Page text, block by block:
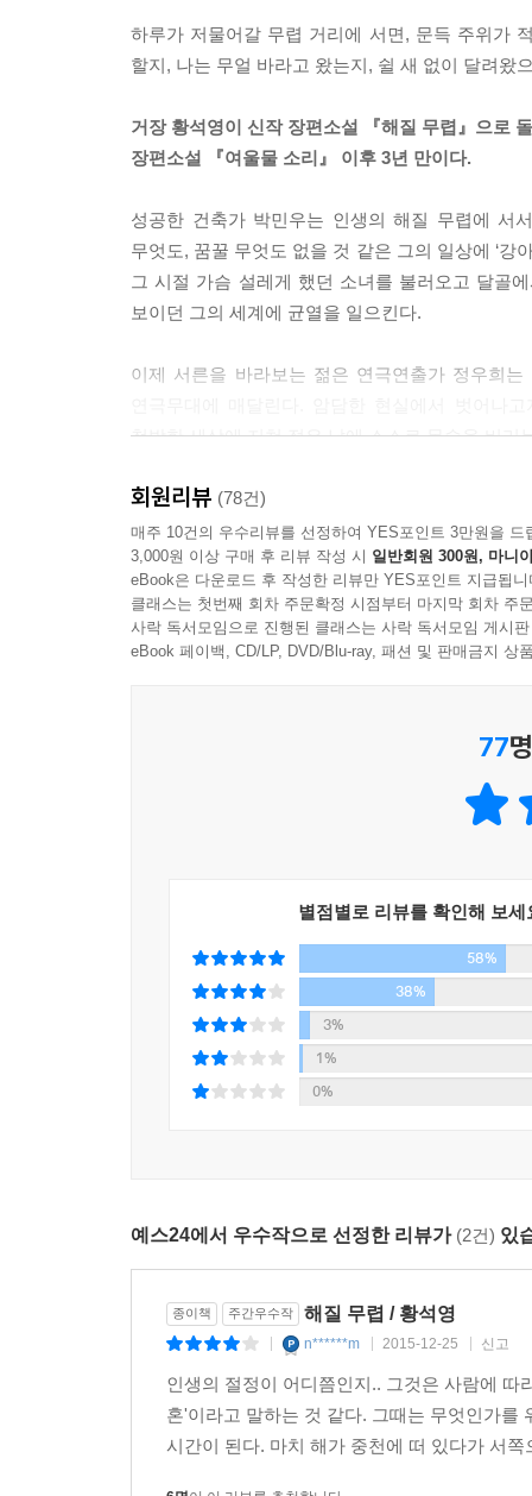
아, 잊었네요. 나는 내 아이의 이름을 민우라고 지
컴퓨터에 지도를 띄워놓고 새로운 주택 부지를
나는 길 한복판에서 어느 방향으로 가야 할지 몰
--- p.195
하루가 저물어갈 무렵 거리에 서면, 문득 주위가
할지, 나는 무얼 바라고 왔는지, 쉴 새 없이 달려왔
거장 황석영이 신작 장편소설 『해질 무렵』으로
장편소설 『여울물 소리』 이후 3년 만이다.
성공한 건축가 박민우는 인생의 해질 무렵에 서
무엇도, 꿈꿀 무엇도 없을 것 같은 그의 일상에 ‘강
그 시절 가슴 설레게 했던 소녀를 불러오고 달골
보이던 그의 세계에 균열을 일으킨다.
이제 서른을 바라보는 젊은 연극연출가 정우희
척박한 세상에 지쳐 젊은 날에 스스로 목숨을 버리
이 소설은 짧은 경장편이다. 하지만 이 짧은 소
지평이 넓고 풍부하다.
* 작가의 말
어려운 시절이 오면서 우리는 진작부터 되돌아보
회원리뷰 (78건)
매주 10건의 우수리뷰를 선정하여 YES포인트 3만원을 드
3,000원 이상 구매 후 리뷰 작성 시 일반회원 300원, 마니
eBook은 다운로드 후 작성한 리뷰만 YES포인트 지급됩니
클래스는 첫번째 회차 주문확정 시점부터 마지막 회차 주
사락 독서모임으로 진행된 클래스는 사락 독서모임 게시
eBook 페이백, CD/LP, DVD/Blu-ray, 패션 및 판매금지 상
77
별점별로 리뷰를 확인해 보세
58%
38%
3%
1%
0%
예스24에서 우수작으로 선정한 리뷰가 (2건) 있
종이책 주간우수작 해질 무렵 / 황석영
n******m 2015-12-25 신고
인생의 절정이 어디쯤인지.. 그것은 사람에
혼'이라고 말하는 것 같다. 그때는 무엇인가를
시간이 된다. 마치 해가 중천에 떠 있다가 서